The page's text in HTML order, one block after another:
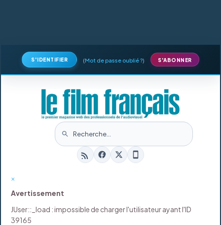
S'IDENTIFIER (Mot de passe oublié ?) S'ABONNER
×
Avertissement
JUser::_load : impossible de charger l'utilisateur ayant l'ID
39165